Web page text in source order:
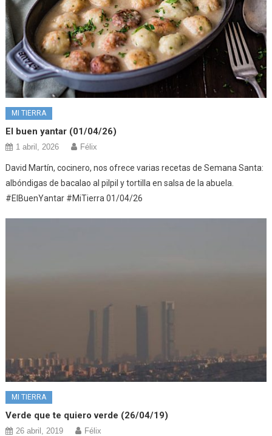
MI TIERRA
El buen yantar (01/04/26)
1 abril, 2026 Félix
David Martín, cocinero, nos ofrece varias recetas de Semana Santa:
albóndigas de bacalao al pilpil y tortilla en salsa de la abuela.
#ElBuenYantar #MiTierra 01/04/26
MI TIERRA
Verde que te quiero verde (26/04/19)
26 abril, 2019 Félix